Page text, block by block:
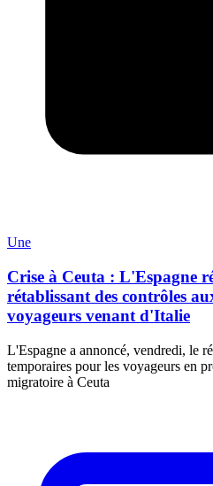
Une
Crise à Ceuta : L'Espagne
rétablissant des contrôles
voyageurs venant d'Italie
L'Espagne a annoncé, vendredi, le
temporaires pour les voyageurs en
migratoire à Ceuta